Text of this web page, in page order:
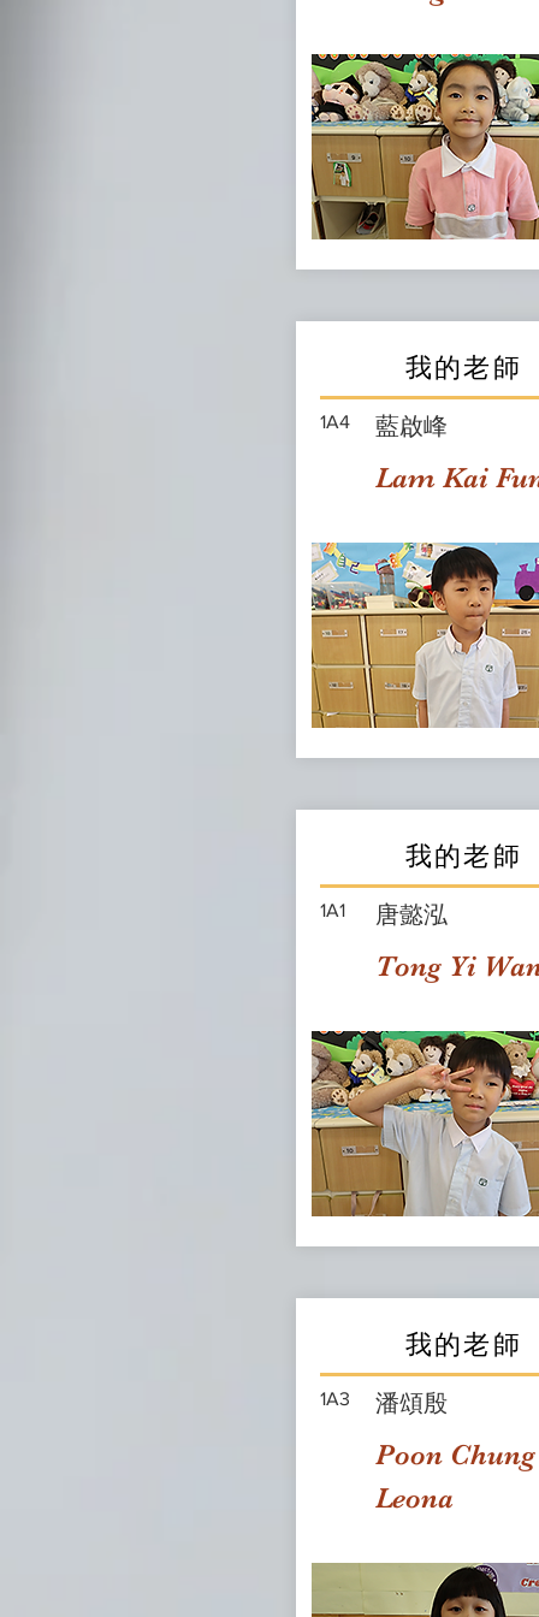
我的老師
1A4 藍啟峰
Lam Kai
我的老師
1A1 唐懿泓
Tong Yi
我的老師
1A3 潘頌殷
Poon
Leona